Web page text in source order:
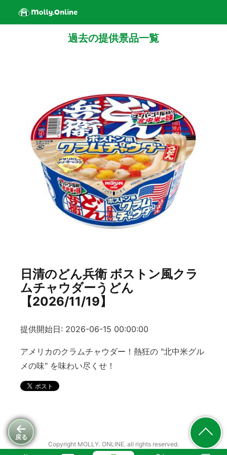
戻る
過去の提供景品一覧
日清のどん兵衛 ボストン風クラ
ムチャウダーうどん
【2026/11/19】
提供開始日: 2026-06-15 00:00:00
アメリカのクラムチャウダー！熱狂の "北中米グル
メの味" を味わい尽くせ！
Copyright MOLLY. ONLINE. all rights reserved.